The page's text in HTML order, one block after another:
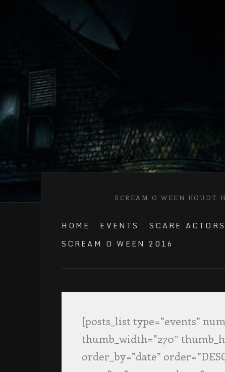
SCREAM O WEEN HOUDT
HOME EVENTS SCARE
SCREAM O WEEN 2016
[posts_list type=”events”
thumb_width=”270″
order_by=”date”